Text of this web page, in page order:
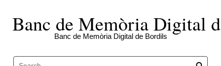
contentBanc de Memòria Digital
Banc de Memòria Digital de Bordils